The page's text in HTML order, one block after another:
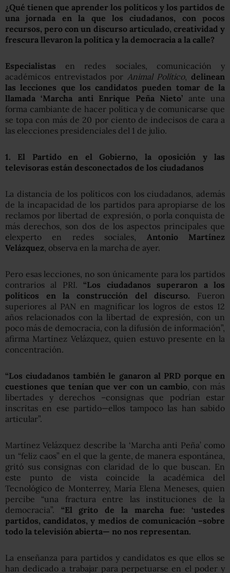
¿Qué tienen que aprender los políticos y los partidos de
una jornada en la que los ciudadanos, con pocos
recursos, pero con un discurso articulado, creatividad y
frescura llevaron la política y la democracia a la calle?
Especialistas en redes sociales, comunicación y
académicos entrevistados por Animal Político,delinean
las lecciones que los candidatos pueden tomar de la
llamada ‘Marcha anti Enrique Peña Nieto’ ante una
forma cambiante de hacer política y de comunicarse que
se topa con más de 20 por ciento de indecisos de cara a
las elecciones presidenciales del 1 de julio.
1. El Partido en el Gobierno, la oposición y las
televisoras están desconectados de los ciudadanos
La distancia de los políticos con los ciudadanos, además
de la incapacidad de los partidos para apropiarse de los
reclamos por libertad de expresión, o porla conquista de
más derechos, son dos de los aspectos principales que
elexperto en redes sociales, Antonio Martínez
Velázquez , observa en la marcha de ayer.
Pero esas lecciones, no son únicamente para los partidos
contrarios al PRI.“Los ciudadanos superaron a los
políticos en la construcción del discurso. Fueron
superiores al PAN en magnificar los logros de estos 12
años relacionados con la libertad de expresión, con un
poco más de democracia, con la difusión de información”,
afirma Martínez Velázquez, quien estuvo presente en la
concentración.
“Los ciudadanos también le ganaron al PRD porque en
cuestiones que tenían que ver con un cambio , con más
libertades y derechos –consignas que podrían estar
inscritas en ese partido—ellos tampoco las han sabido
articular”.
Martínez Velázquez describe la ‘Marcha anti Peña’ como
un “feliz caos” en el que la gente, de manera espontánea,
gritó sus consignas con claridad de lo que buscan. En
este punto de vista coincide la académica del
Tecnológico de Monterrey, María Elena Meneses, quien
percibe “una fractura entre las instituciones de la
democracia”. “El grito de la marcha fue: ‘ustedes
partidos, candidatos, y medios de comunicación –sobre
todo la televisión abierta— no nos representan.
La enseñanza para partidos y candidatos es que ellos se
han dedicado a trabajar para perpetuarse en el poder y